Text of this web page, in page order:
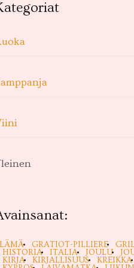
GRATIOT-PILLIERE
HISTORIA
ITALIA JOULU
KIRJA
KIRJALLISUUS KREIKKA